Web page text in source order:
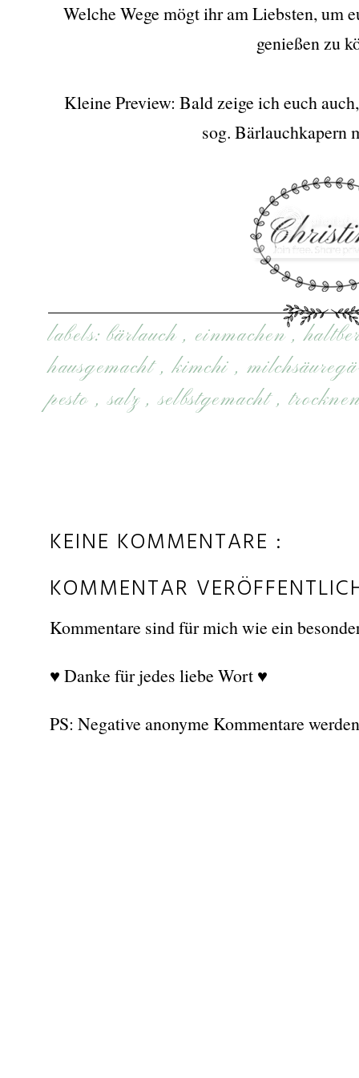
Welche Wege mögt ihr am Liebsten, um
genießen zu
Kleine Preview: Bald zeige ich euch
sog. Bärlauchkapern
labels: bärlauch, einmachen,
hausgemacht,kimchi,
pesto,salz,selbstgemacht,
KEINE KOMMENTARE :
KOMMENTAR
Kommentare sind für mich wie ein
♥ Danke für jedes liebe Wort ♥
PS: Negative anonyme Kommentare